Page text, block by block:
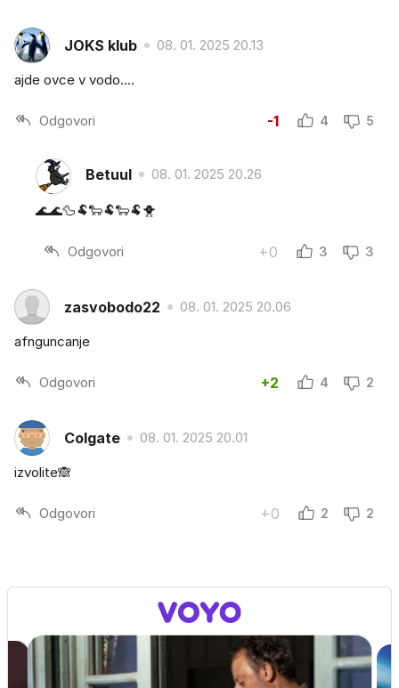
JOKS klub 08. 01. 2025 20.13
ajde ovce v vodo....
Odgovori -1 4 5
Betuul 08. 01. 2025 20.26
🌊🌊🦆🐏🐑🐏🐑🐏🐥
Odgovori +0 3 3
zasvobodo22 08. 01. 2025 20.06
afnguncanje
Odgovori +2 4 2
Colgate 08. 01. 2025 20.01
izvolite🙈
Odgovori +0 2 2